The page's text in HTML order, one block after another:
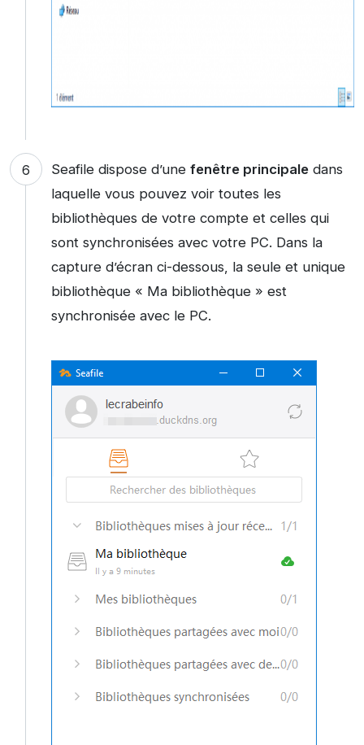
Seafile dispose d’une fenêtre principaledans
laquelle vous pouvez voir toutes les
bibliothèques de votre compte et celles qui
sont synchronisées avec votre PC. Dans la
capture d’écran ci-dessous, la seule et unique
bibliothèque « Ma bibliothèque » est
synchronisée avec le PC.